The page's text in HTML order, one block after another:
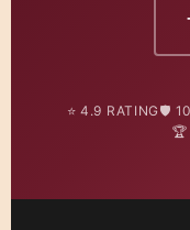
⭐ 4.9 RATING 🛡️